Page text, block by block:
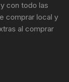
con todo las
comprar local y
al comprar